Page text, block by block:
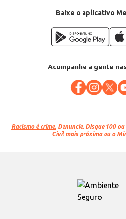
Baixe o aplicativo
Acompanhe a gente
Racismo é crime. Denuncie. Disque 100
Civil mais próxima ou o